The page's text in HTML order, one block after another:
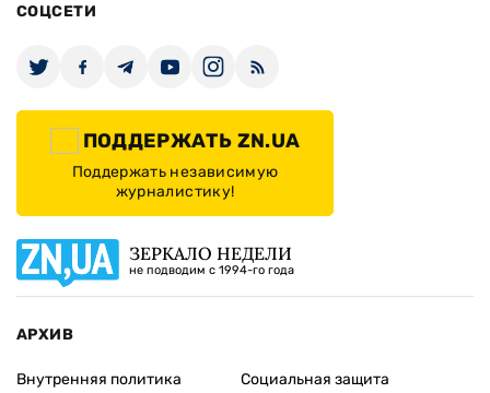
СОЦСЕТИ
ПОДДЕРЖАТЬ ZN.UA
Поддержать независимую
журналистику!
ЗЕРКАЛО НЕДЕЛИ
не подводим с 1994-го года
АРХИВ
Внутренняя политика
Социальная защита